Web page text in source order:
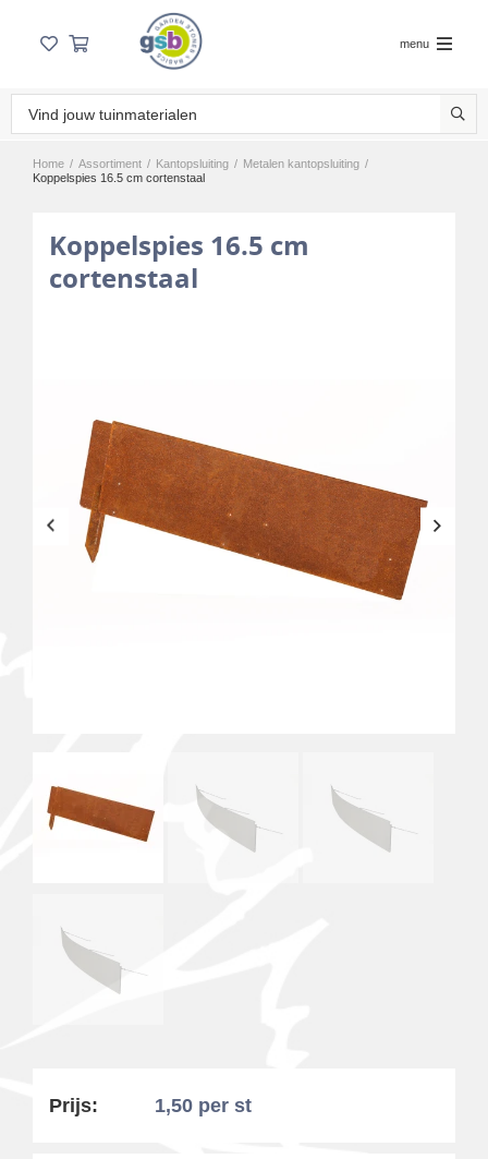
menu
Home / Assortiment / Kantopsluiting / Metalen kantopsluiting /
Koppelspies 16.5 cm cortenstaal
Koppelspies 16.5 cm
cortenstaal
Prijs: 1,50 per st